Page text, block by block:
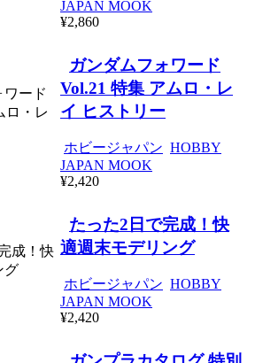
JAPAN MOOK
¥2,860
ガンダムフォワード
Vol.21 特集 アムロ・レ
イ ヒストリー
ホビージャパン HOBBY
JAPAN MOOK
¥2,420
たった2日で完成！快
適週末モデリング
ホビージャパン HOBBY
JAPAN MOOK
¥2,420